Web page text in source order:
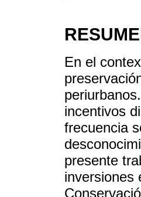
En el
incentivos
frecuencia
presente
inversiones